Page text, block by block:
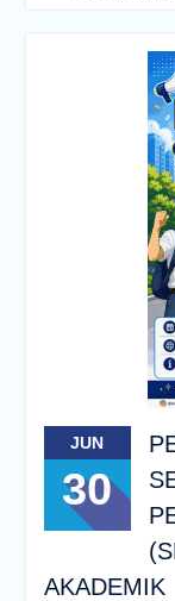
JUN
30
AKADEMIK